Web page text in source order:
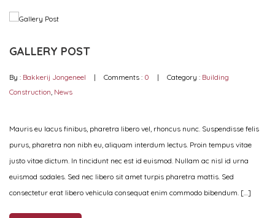
GALLERY POST
By : Bakkerij Jongeneel Comments : 0 Category : Building
Construction News
Mauris eu lacus finibus, pharetra libero vel, rhoncus nunc. Suspendisse felis
purus, pharetra non nibh eu, aliquam interdum lectus. Proin tempus vitae
justo vitae dictum. In tincidunt nec est id euismod. Nullam ac nisl id urna
euismod sodales. Sed nec libero sit amet turpis pharetra mattis. Sed
consectetur erat libero vehicula consequat enim commodo bibendum. […]